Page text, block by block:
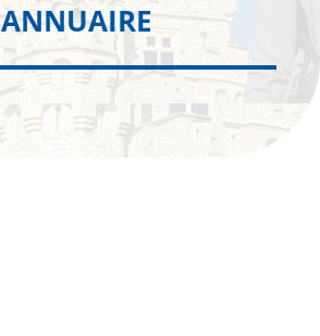
ANNUAIRE